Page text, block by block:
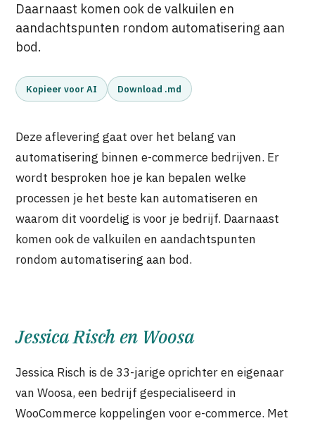
Daarnaast komen ook de valkuilen en
aandachtspunten rondom automatisering aan
bod.
Kopieer voor AI Download .md
Deze aflevering gaat over het belang van
automatisering binnen e-commerce bedrijven. Er
wordt besproken hoe je kan bepalen welke
processen je het beste kan automatiseren en
waarom dit voordelig is voor je bedrijf. Daarnaast
komen ook de valkuilen en aandachtspunten
rondom automatisering aan bod.
Jessica Risch en Woosa
Jessica Risch is de 33-jarige oprichter en eigenaar
van Woosa, een bedrijf gespecialiseerd in
WooCommerce koppelingen voor e-commerce. Met